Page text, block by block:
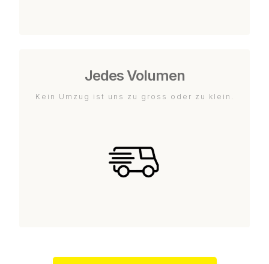
Jedes Volumen
Kein Umzug ist uns zu gross oder zu klein.